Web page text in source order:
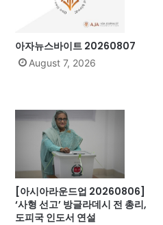
아자뉴스바이트 20260807
August 7, 2026
[아시아라운드업 20260806]
‘사형 선고’ 방글라데시 전 총리,
도피국 인도서 연설